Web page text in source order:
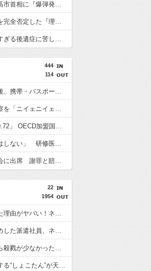
【ガチ】キャスターの大越健介、高市首相に『爆弾発言』をしてしまう！！！！！
【悲報】リュウジ氏、冷やし中華を完全否定した『理由』、ガチでヤバイ・・・・・・
【悲報】ケンコバがコロナの特殊すぎる後遺症に苦しんでいる模様…お前らの周りにもこんな奴いる？
444
114
「高収入」信じて東南アジア渡航後、携帯・パスポート奪われ監禁…韓国人の被害急増
「俺に韓国語で話すのか？」…警察を「ニイェニイェニイェ」とからかう韓国滞在外国人の投稿動画が物議
韓国で出生率が過去最低を更新「0.72」 OECD加盟国で唯一 1を下回る
【韓国】ユン大統領「交渉や妥協はしない」 研修医集団ボイコット受け
徴用被害者遺族、不二越の株主総会に出席 謝罪と賠償求める
22
1954
【世界三大料理】トルコが選ばれた理由がヤバい！ネット民が激論した結果
【いただきます】宗教行為と激詰めした派遣社員、ネットで大炎上
【戦国皆殺し】日本語が通じたから殺戮が少なかった？歴史の真実
【中川翔子】才能と虚言癖が同居する“しょこたん”が天下を取れなかった理由